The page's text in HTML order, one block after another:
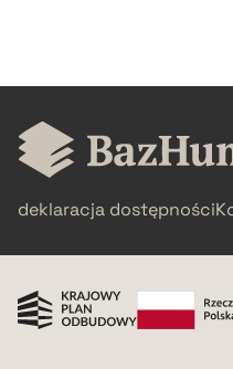
pobierz cytat
deklaracja dostępności